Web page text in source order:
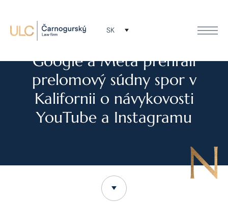
SK
NOVINKY
Google a Meta prehrali
prelomový súdny spor v
Kalifornii o návykovosti
YouTube a Instagramu